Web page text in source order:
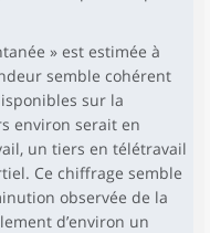
» est estimée à
semble cohérent
sur la
environ serait en
un tiers en télétravail
Ce chiffrage semble
observée de la
d’environ un